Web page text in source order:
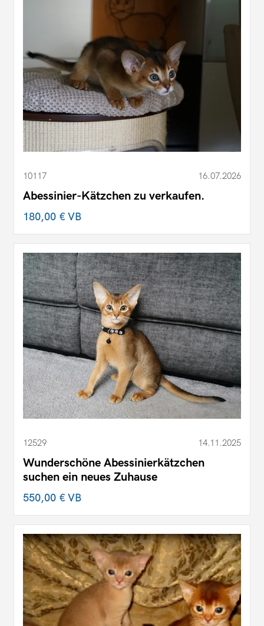
10117 16.07.2026
Abessinier-Kätzchen zu verkaufen.
180,00 €VB
12529 14.11.2025
Wunderschöne Abessinierkätzchen
suchen ein neues Zuhause
550,00 €VB